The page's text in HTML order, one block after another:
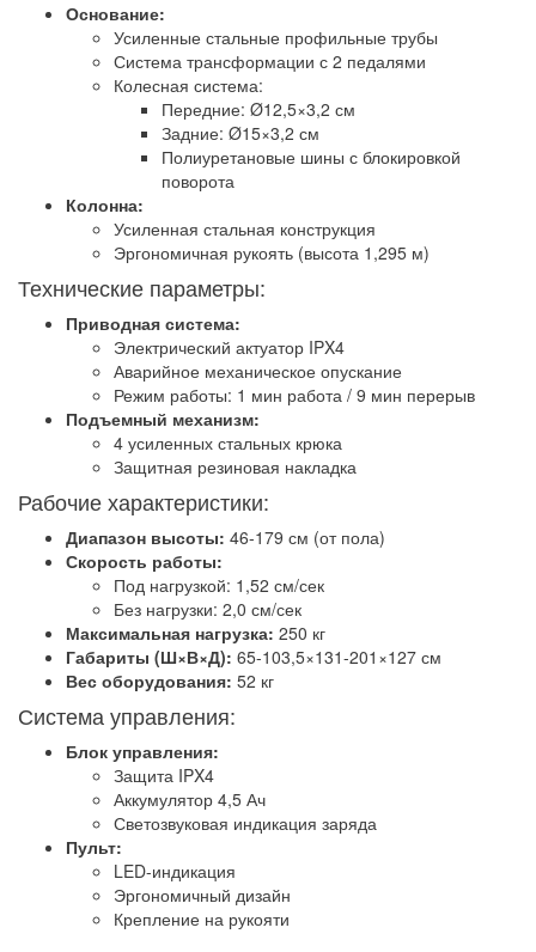
Основание:
Усиленные стальные профильные трубы
Система трансформации с 2 педалями
Колесная система:
Передние: Ø12,5×3,2 см
Задние: Ø15×3,2 см
Полиуретановые шины с блокировкой
поворота
Колонна:
Усиленная стальная конструкция
Эргономичная рукоять (высота 1,295 м)
Технические параметры:
Приводная система:
Электрический актуатор IPX4
Аварийное механическое опускание
Режим работы: 1 мин работа / 9 мин перерыв
Подъемный механизм:
4 усиленных стальных крюка
Защитная резиновая накладка
Рабочие характеристики:
Диапазон высоты: 46-179 см (от пола)
Скорость работы:
Под нагрузкой: 1,52 см/сек
Без нагрузки: 2,0 см/сек
Максимальная нагрузка: 250 кг
Габариты (Ш×В×Д): 65-103,5×131-201×127 см
Вес оборудования: 52 кг
Система управления:
Блок управления:
Защита IPX4
Аккумулятор 4,5 Ач
Светозвуковая индикация заряда
Пульт:
LED-индикация
Эргономичный дизайн
Крепление на рукояти